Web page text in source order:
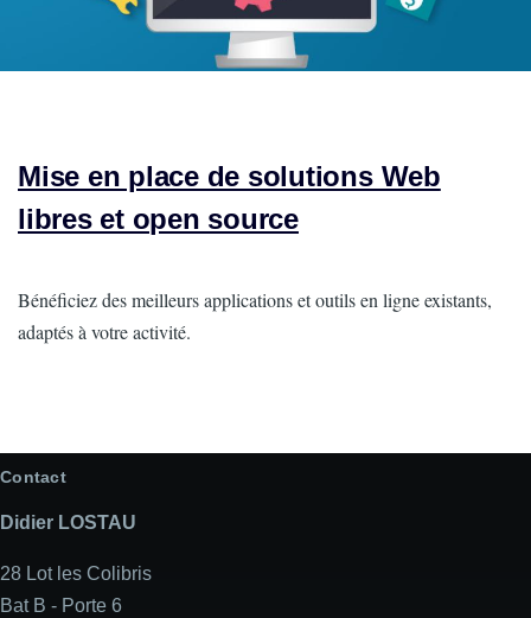
Mise en place de solutions Web
libres et open source
Intro
Bénéficiez des meilleurs applications et outils en ligne existants,
adaptés à votre activité.
Contact
Didier LOSTAU
28 Lot les Colibris
Bat B - Porte 6